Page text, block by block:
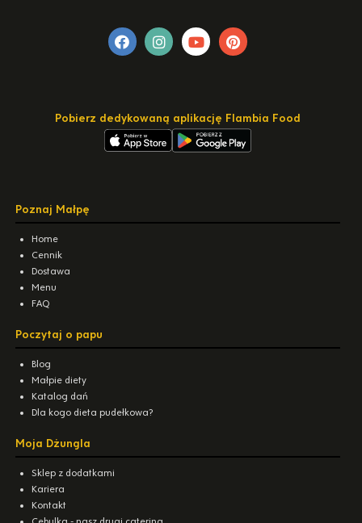
Pobierz dedykowaną aplikację Flambia Food
Poznaj Małpę
Home
Cennik
Dostawa
Menu
FAQ
Poczytaj o papu
Blog
Małpie diety
Katalog dań
Dla kogo dieta pudełkowa?
Moja Dżungla
Sklep z dodatkami
Kariera
Kontakt